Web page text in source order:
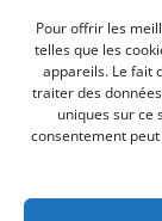
Pour offrir les
telles que les
appareils. Le fait
traiter des
uniques sur ce
consentement